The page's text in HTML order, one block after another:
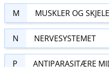
M MUSKLER OG
N NERVESYSTEMET
P ANTIPARASITÆRE